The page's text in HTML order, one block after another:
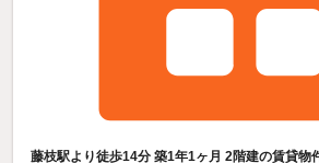
藤枝駅より徒歩14分 築1年1ヶ月 2階建の賃貸物